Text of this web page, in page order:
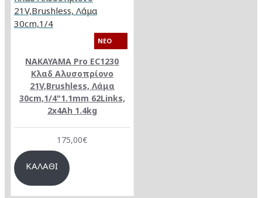
NEO
NAKAYAMA Pro EC1230
Κλαδ Αλυσοπρίονο
21V,Brushless, Λάμα
30cm,1/4"1.1mm 62Links,
2x4Ah 1.4kg
175,00€
ΚΑΛΆΘΙ